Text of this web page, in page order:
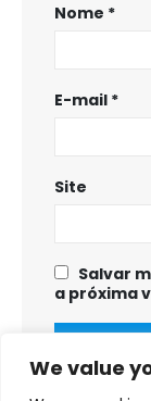
We value
Nome *
E-mail *
Site
Salvar
a próxima